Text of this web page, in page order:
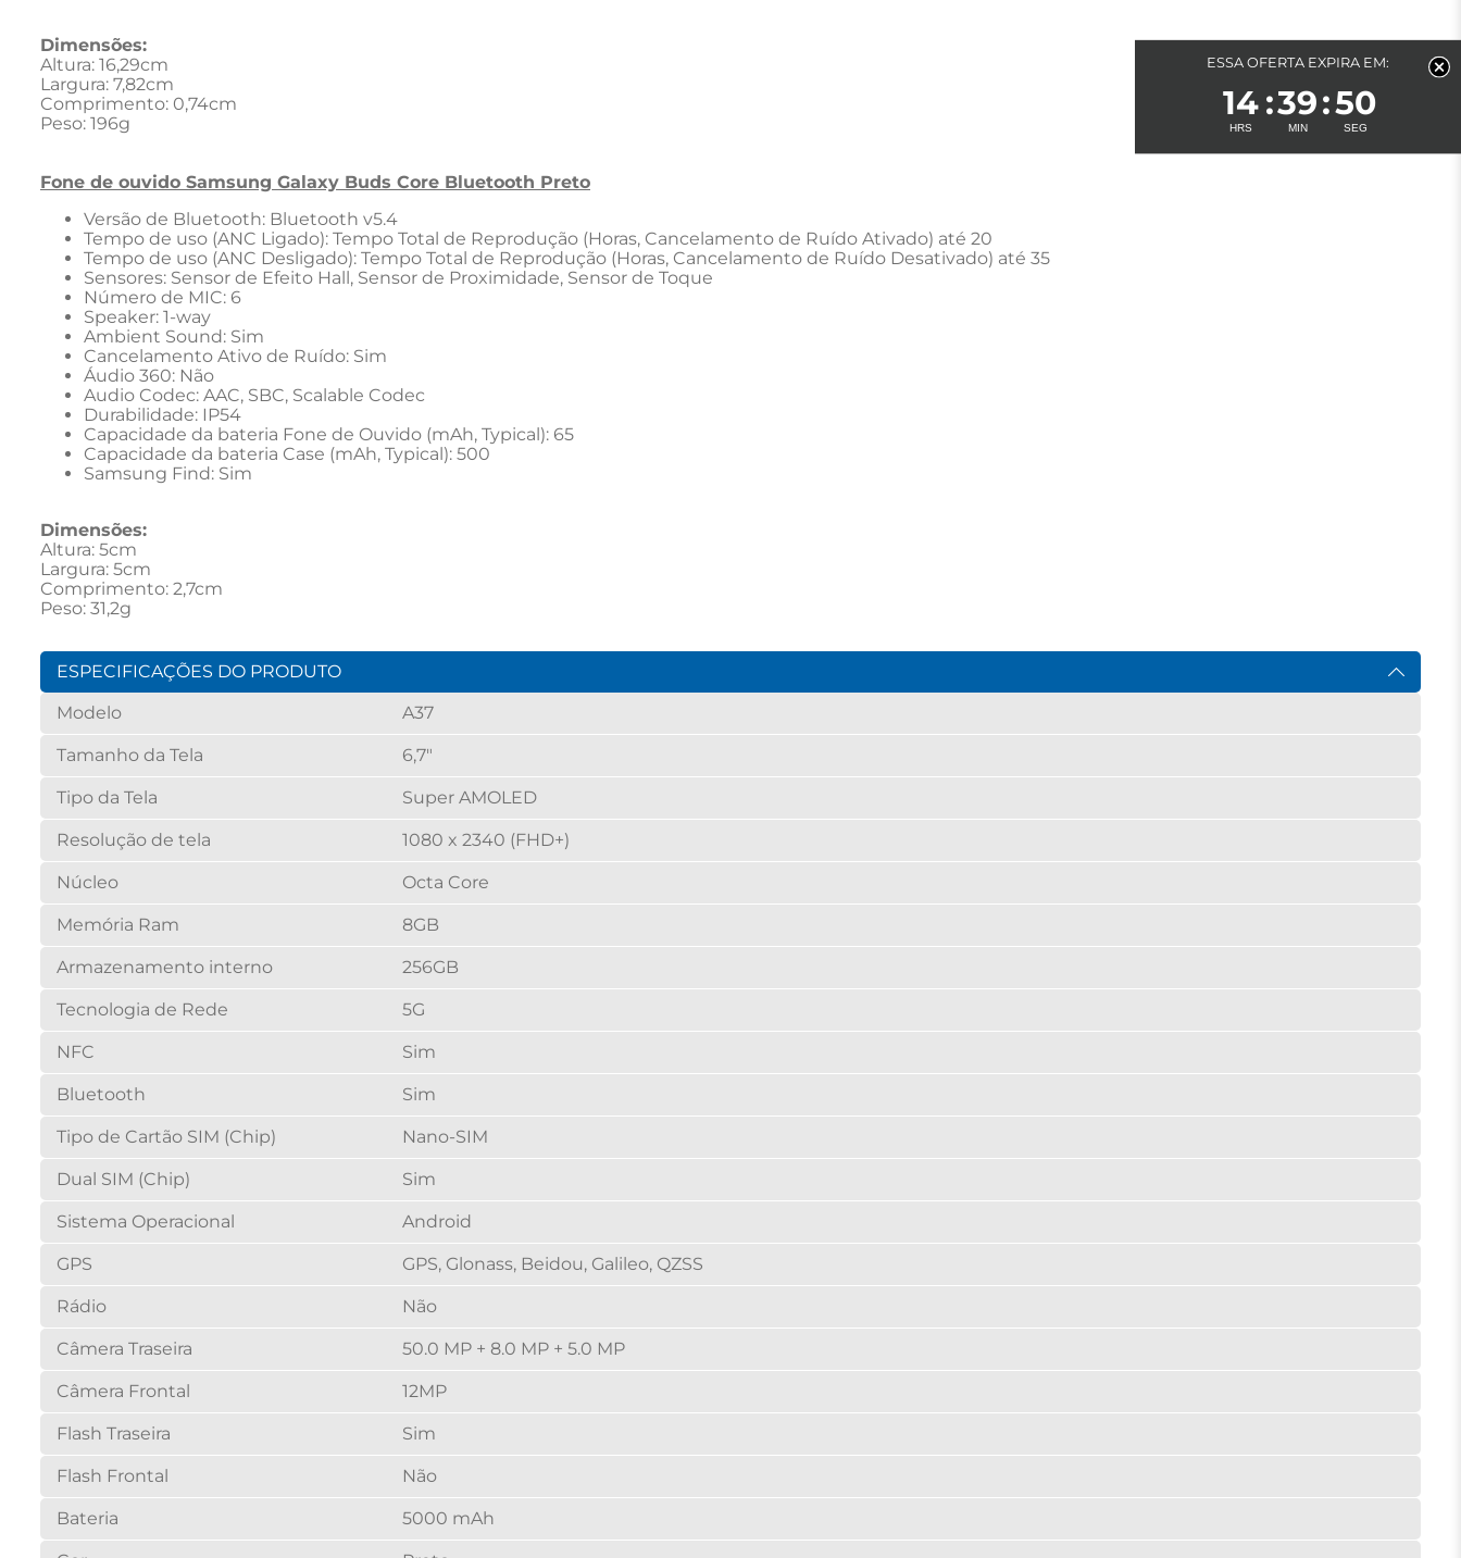
Dimensões:
Altura: 16,29cm
Largura: 7,82cm
Comprimento: 0,74cm
Peso: 196g
Fone de ouvido Samsung Galaxy Buds Core Bluetooth Preto
Versão de Bluetooth: Bluetooth v5.4
Tempo de uso (ANC Ligado): Tempo Total de Reprodução (Horas, Cancelamento de Ruído Ativado) até 20
Tempo de uso (ANC Desligado): Tempo Total de Reprodução (Horas, Cancelamento de Ruído Desativado) até 35
Sensores: Sensor de Efeito Hall, Sensor de Proximidade, Sensor de Toque
Número de MIC: 6
Speaker: 1-way
Ambient Sound: Sim
Cancelamento Ativo de Ruído: Sim
Áudio 360: Não
Audio Codec: AAC, SBC, Scalable Codec
Durabilidade: IP54
Capacidade da bateria Fone de Ouvido (mAh, Typical): 65
Capacidade da bateria Case (mAh, Typical): 500
Samsung Find: Sim
Dimensões:
Altura: 5cm
Largura: 5cm
Comprimento: 2,7cm
Peso: 31,2g
ESPECIFICAÇÕES DO PRODUTO
Modelo
A37
Tamanho da Tela 6,7"
Tipo da Tela Super AMOLED
Resolução de tela 1080 x 2340 (FHD+)
Núcleo Octa Core
Memória Ram 8GB
Armazenamento interno 256GB
Tecnologia de Rede 5G
NFC Sim
Bluetooth Sim
Tipo de Cartão SIM (Chip) Nano-SIM
Dual SIM (Chip) Sim
Sistema Operacional Android
GPS GPS, Glonass, Beidou, Galileo, QZSS
Rádio Não
Câmera Traseira 50.0 MP + 8.0 MP + 5.0 MP
Câmera Frontal 12MP
Flash Traseira Sim
Flash Frontal Não
Bateria 5000 mAh
ESSA OFERTA EXPIRA EM:
14 39 49